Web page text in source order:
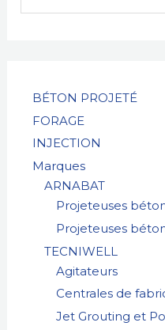
c
BÉTON PROJETÉ
FORAGE
INJECTION
Marques
ARNABAT
Projeteuses
Projeteuses
TECNIWELL
Agitateurs
Centrales de
Jet Grouting et